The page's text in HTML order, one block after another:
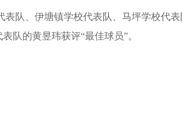
队、伊塘镇学校代表队、马坪学校代
队的黄昱玮获评“最佳球员”。